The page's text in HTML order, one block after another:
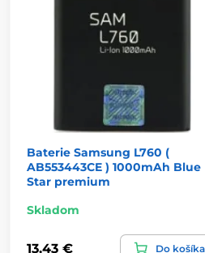
Baterie Samsung L760 (
AB553443CE ) 1000mAh Blue
Star premium
Skladom
13,43 € Do košíka